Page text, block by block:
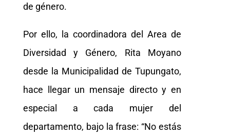
de género.
Por ello, la coordinadora del Area de
Diversidad y Género, Rita Moyano
desde la Municipalidad de Tupungato,
hace llegar un mensaje directo y en
especial a cada mujer del
departamento, bajo la frase: “No estás